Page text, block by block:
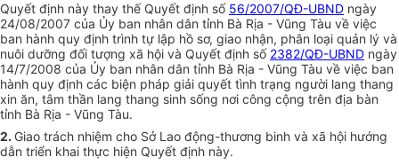
Quyết định này thay thế Quyết định số 56/2007/QĐ-UBND ngày
24/08/2007 của Ủy ban nhân dân tỉnh Bà Rịa - Vũng Tàu về việc
ban hành quy định trình tự lập hồ sơ, giao nhận, phân loại quản lý và
nuôi dưỡng đối tượng xã hội và Quyết định số 2382/QĐ-UBND ngày
14/7/2008 của Ủy ban nhân dân tỉnh Bà Rịa - Vũng Tàu về việc ban
hành quy định các biện pháp giải quyết tình trạng người lang thang
xin ăn, tâm thần lang thang sinh sống nơi công cộng trên địa bàn
tỉnh Bà Rịa - Vũng Tàu.
2. Giao trách nhiệm cho Sở Lao động-thương binh và xã hội hướng
dẫn triển khai thực hiện Quyết định này.